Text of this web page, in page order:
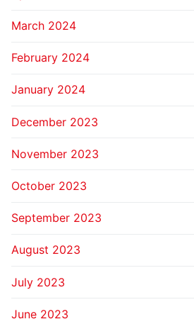
March 2024
February 2024
January 2024
December 2023
November 2023
October 2023
September 2023
August 2023
July 2023
June 2023